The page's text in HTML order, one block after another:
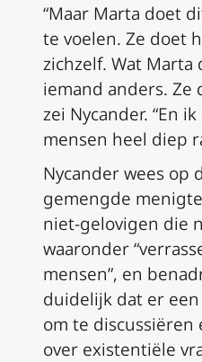
“Maar Marta doet
te voelen. Ze doet
zichzelf. Wat Marta
iemand anders. Ze
zei Nycander. “En
mensen heel diep
Nycander wees op
gemengde
niet-gelovigen die
waaronder
mensen”, en
duidelijk dat er
om te discussiëren
over existentiële